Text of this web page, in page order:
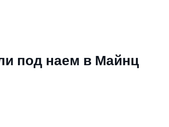
под наем в Майнц